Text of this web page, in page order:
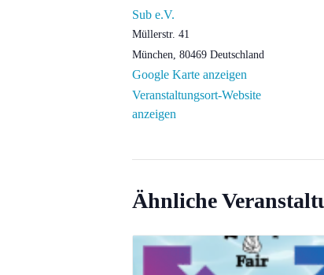
Sub e.V.
Müllerstr. 41
München, 80469 Deutschland
Google Karte anzeigen
Veranstaltungsort-Website
anzeigen
Ähnliche